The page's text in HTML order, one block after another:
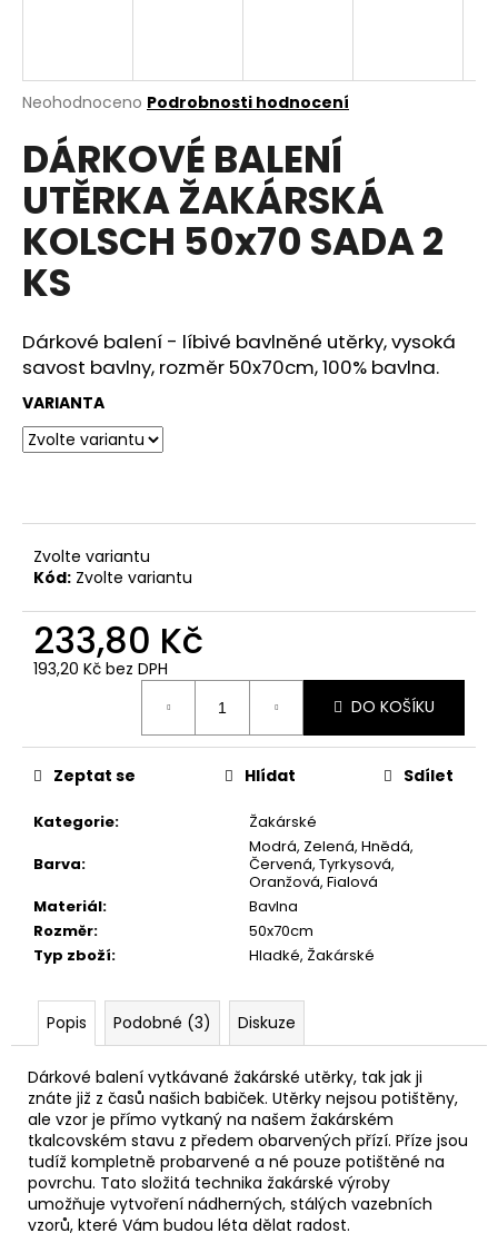
Průměrné
produktu
je
0,0
z
5
hvězdiček.
Neohodnoceno Podrobnosti hodnocení
DÁRKOVÉ BALENÍ
UTĚRKA ŽAKÁRSKÁ
KOLSCH 50x70 SADA 2
KS
Dárkové balení - líbivé bavlněné utěrky, vysoká
savost bavlny, rozměr 50x70cm, 100% bavlna.
VARIANTA
Zvolte variantu
Kód: Zvolte variantu
233,80 Kč
193,20 Kč bez DPH
DO KOŠÍKU
Kategorie:
Žakárské
Barva:
Modrá, Zelená, Hnědá,
Červená, Tyrkysová,
Oranžová, Fialová
Materiál:
Bavlna
Rozměr:
50x70cm
Typ zboží: Hladké, Žakárské
Zeptat se Hlídat Sdílet
Popis Podobné (3) Diskuze
Dárkové balení vytkávané žakárské utěrky, tak jak ji
znáte již z časů našich babiček. Utěrky nejsou potištěny,
ale vzor je přímo vytkaný na našem žakárském
tkalcovském stavu z předem obarvených přízí. Příze jsou
tudíž kompletně probarvené a né pouze potištěné na
povrchu. Tato složitá technika žakárské výroby
umožňuje vytvoření nádherných, stálých vazebních
vzorů, které Vám budou léta dělat radost.
í
t
?
HLEDAT
D
o
p
o
r
u
e
2
50X70
REŽNÁ
BAVLNA/LEN
Kč